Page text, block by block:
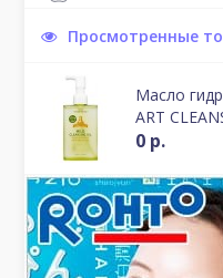
Просмотренные
Масло
ART
0 р.